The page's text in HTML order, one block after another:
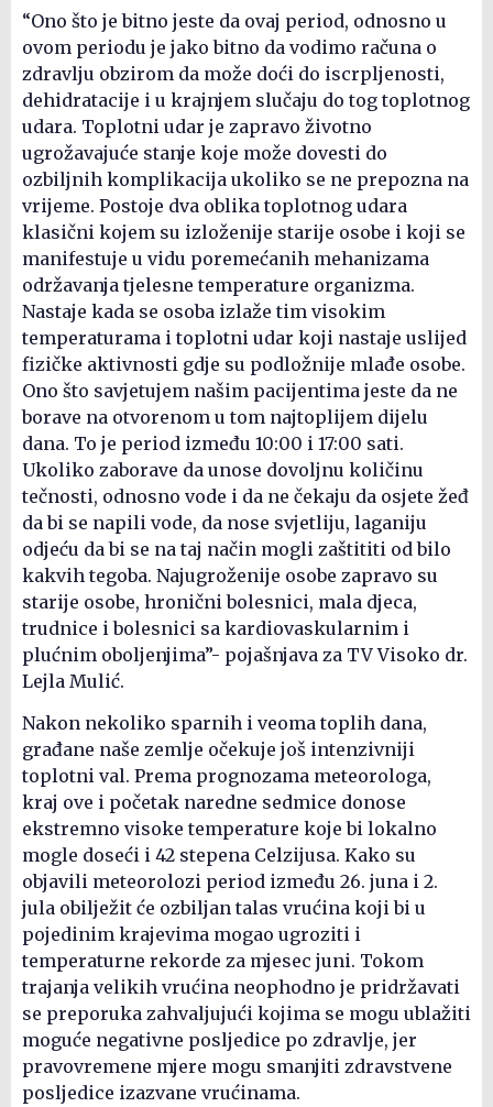
“Ono što je bitno jeste da ovaj period, odnosno u
ovom periodu je jako bitno da vodimo računa o
zdravlju obzirom da može doći do iscrpljenosti,
dehidratacije i u krajnjem slučaju do tog toplotnog
udara. Toplotni udar je zapravo životno
ugrožavajuće stanje koje može dovesti do
ozbiljnih komplikacija ukoliko se ne prepozna na
vrijeme. Postoje dva oblika toplotnog udara
klasični kojem su izloženije starije osobe i koji se
manifestuje u vidu poremećanih mehanizama
održavanja tjelesne temperature organizma.
Nastaje kada se osoba izlaže tim visokim
temperaturama i toplotni udar koji nastaje uslijed
fizičke aktivnosti gdje su podložnije mlađe osobe.
Ono što savjetujem našim pacijentima jeste da ne
borave na otvorenom u tom najtoplijem dijelu
dana. To je period između 10:00 i 17:00 sati.
Ukoliko zaborave da unose dovoljnu količinu
tečnosti, odnosno vode i da ne čekaju da osjete žeđ
da bi se napili vode, da nose svjetliju, laganiju
odjeću da bi se na taj način mogli zaštititi od bilo
kakvih tegoba. Najugroženije osobe zapravo su
starije osobe, hronični bolesnici, mala djeca,
trudnice i bolesnici sa kardiovaskularnim i
plućnim oboljenjima”- pojašnjava za TV Visoko dr.
Lejla Mulić.
Nakon nekoliko sparnih i veoma toplih dana,
građane naše zemlje očekuje još intenzivniji
toplotni val. Prema prognozama meteorologa,
kraj ove i početak naredne sedmice donose
ekstremno visoke temperature koje bi lokalno
mogle doseći i 42 stepena Celzijusa. Kako su
objavili meteorolozi period između 26. juna i 2.
jula obilježit će ozbiljan talas vrućina koji bi u
pojedinim krajevima mogao ugroziti i
temperaturne rekorde za mjesec juni. Tokom
trajanja velikih vrućina neophodno je pridržavati
se preporuka zahvaljujući kojima se mogu ublažiti
moguće negativne posljedice po zdravlje, jer
pravovremene mjere mogu smanjiti zdravstvene
posljedice izazvane vrućinama.